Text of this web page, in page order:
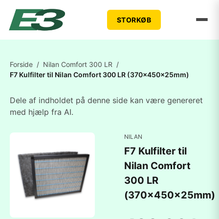
STORKØB
Forside / Nilan Comfort 300 LR /
F7 Kulfilter til Nilan Comfort 300 LR (370x450x25mm)
Dele af indholdet på denne side kan være genereret
med hjælp fra AI.
NILAN
F7 Kulfilter til
Nilan Comfort
300 LR
(370x450x25mm)